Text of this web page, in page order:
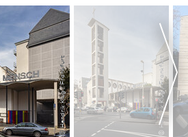
© Hendrik Klug / Frank­furt © Hendrik Klug / Frank­furt